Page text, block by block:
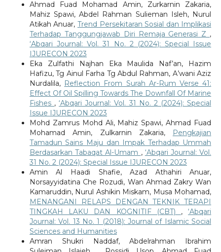
Ahmad Fuad Mohamad Amin, Zurkarnin Zakaria,
Mahiz Spawi, Abdel Rahman Sulieman Isleh, Nurul
Atikah Anuar, Trend Persekitaran Sosial dan Implikasi
Terhadap Tanggungjawab Diri Remaja Generasi Z ,
‘Abqari Journal: Vol. 31 No. 2 (2024): Special Issue
IJURECON 2023
Eka Zulfathi Najhan Eka Maulida Naf’an, Hazim
Hafizu, Tg Ainul Farha Tg Abdul Rahman, A’wani Aziz
Nurdalila, Reflection From Surah Ar-Rum Verse 41:
Effect Of Oil Spilling Towards The Downfall Of Marine
Fishes ,‘Abqari Journal: Vol. 31 No. 2 (2024): Special
Issue IJURECON 2023
Mohd Zamrus Mohd Ali, Mahiz Spawi, Ahmad Fuad
Mohamad Amin, Zulkarnin Zakaria,
Pengkajian
Tamadun Sains Maju dan Impak Terhadap Ummah
Berdasarkan Tabaqat Al-Umam , ‘Abqari Journal: Vol.
31 No. 2 (2024): Special Issue IJURECON 2023
Amin Al Haadi Shafie, Azad Athahiri Anuar,
Norsayyidatina Che Rozudi, Wan Ahmad Zakry Wan
Kamaruddin, Nurul Ashikin Miskam, Musa Mohamad,
MENANGANI RELAPS DENGAN TEKNIK TERAPI
TINGKAH LAKU DAN KOGNITIF (CBT) ,‘Abqari
Journal: Vol. 13 No. 1 (2018): Journal of Islamic Social
Sciences and Humanities
Amran Shukri Naddaf, Abdelrahman Ibrahim